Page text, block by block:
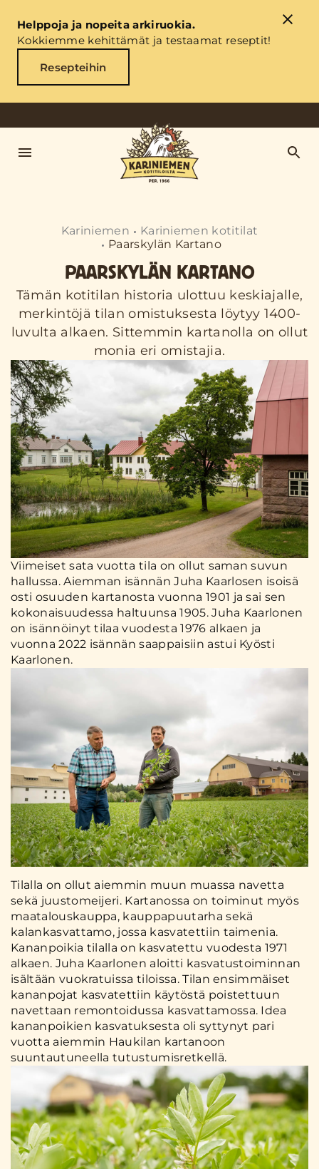
Helppoja ja nopeita arkiruokia.
Kokkiemme kehittämät ja testaamat reseptit!
Resepteihin
Kariniemen
Kariniemen kotitilat
Paarskylän Kartano
PAARSKYLÄN KARTANO
Tämän kotitilan historia ulottuu keskiajalle,
merkintöjä tilan omistuksesta löytyy 1400-
luvulta alkaen. Sittemmin kartanolla on ollut
monia eri omistajia.
Viimeiset sata vuotta tila on ollut saman suvun
hallussa. Aiemman isännän Juha Kaarlosen isoisä
osti osuuden kartanosta vuonna 1901 ja sai sen
kokonaisuudessa haltuunsa 1905. Juha Kaarlonen
on isännöinyt tilaa vuodesta 1976 alkaen ja
vuonna 2022 isännän saappaisiin astui Kyösti
Kaarlonen.
Tilalla on ollut aiemmin muun muassa navetta
sekä juustomeijeri. Kartanossa on toiminut myös
maatalouskauppa, kauppapuutarha sekä
kalankasvattamo, jossa kasvatettiin taimenia.
Kananpoikia tilalla on kasvatettu vuodesta 1971
alkaen. Juha Kaarlonen aloitti kasvatustoiminnan
isältään vuokratuissa tiloissa. Tilan ensimmäiset
kananpojat kasvatettiin käytöstä poistettuun
navettaan remontoidussa kasvattamossa. Idea
kananpoikien kasvatuksesta oli syttynyt pari
vuotta aiemmin Haukilan kartanoon
suuntautuneella tutustumisretkellä.